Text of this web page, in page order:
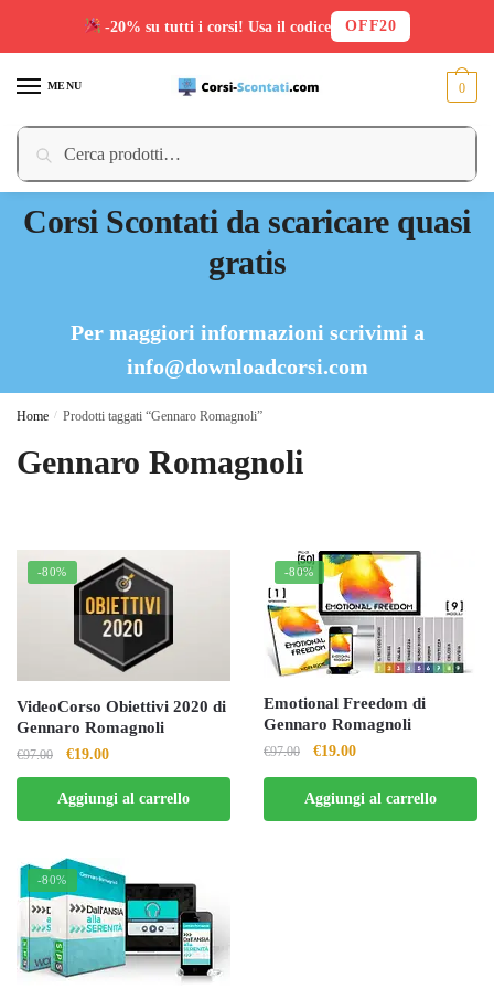
MENU
Cerca:
Cerca
0
Corsi Scontati da scaricare quasi
gratis
Per maggiori informazioni scrivimi a
info@downloadcorsi.com
Home / Prodotti taggati “Gennaro Romagnoli”
Gennaro Romagnoli
-80%
VideoCorso Obiettivi 2020 di
Gennaro Romagnoli
€97.00
Il
prezzo
originale
era:
€19.00Il
prezzo
attuale
è:
Aggiungi al carrello
-80%
Emotional Freedom di
Gennaro Romagnoli
€97.00
Il
prezzo
originale
era:
€19.00Il
prezzo
attuale
è:
Aggiungi al carrello
-80%
-20% su tutti i corsi! Usa il codice OFF20